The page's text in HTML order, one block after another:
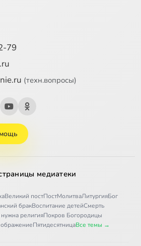
79
(техн.вопросы)
медиатеки
Великий постПостМолитваЛитургияБог
бракВоспитание детейСмерть
религияПокров Богородицы
ПятидесятницаВсе темы →